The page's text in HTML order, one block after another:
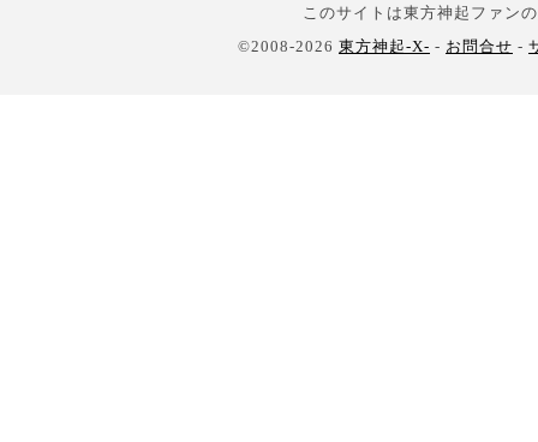
このサイトは東方神起ファン
©2008-2026 東方神起-X- - お問合せ -